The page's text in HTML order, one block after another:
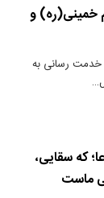
خمینی(ره) و
خدمت رسانی به
که سقایی،
ماست